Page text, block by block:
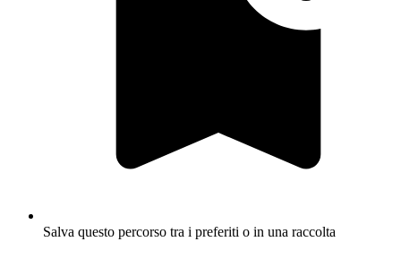
Salva questo percorso tra i preferiti o in una raccolta